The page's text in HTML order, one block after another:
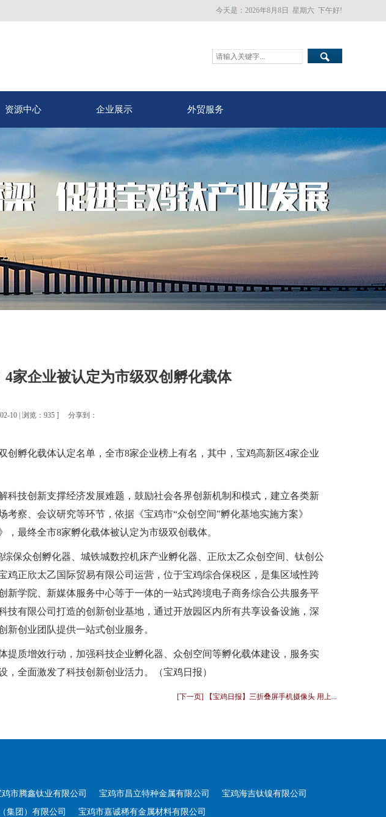
今天是： 2026年8月8日 星期六 下午好!
资源中心 企业展示 外贸服务
4家企业被认定为市级双创孵化载体
10 | 浏览：935 ] 分享到：
创孵化载体认定名单，全市8家企业榜上有名，其中，宝鸡高新区4家企业
科技创新支撑经济发展难题，鼓励社会各界创新机制和模式，建立各类新
察、会议研究等环节，依据《宝鸡市“众创空间”孵化基地实施方案》
，最终全市8家孵化载体被认定为市级双创载体。
保众创孵化器、城铁城数控机床产业孵化器、正欣太乙众创空间、钛创公
鸡正欣太乙国际贸易有限公司运营，位于宝鸡综合保税区，是集区域性跨
新学院、新媒体服务中心等于一体的一站式跨境电子商务综合公共服务平
技有限公司打造的创新创业基地，通过开放园区内所有共享设备设施，深
新创业团队提供一站式创业服务。
提质增效行动，加强科技企业孵化器、众创空间等孵化载体建设，服务实
全面激发了科技创新创业活力。（宝鸡日报）
[下一页] 【宝鸡日报】三折叠屏手机摄像头 用上...
鸡市腾鑫钛业有限公司 宝鸡市昌立特种金属有限公司
宝鸡海吉钛镍有限公司
集团）有限公司 宝鸡市嘉诚稀有金属材料有限公司